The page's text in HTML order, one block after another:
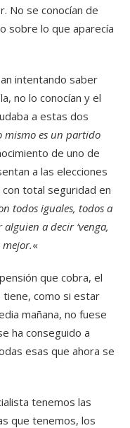
No se conocían de
sobre lo que aparecía
intentando saber
no lo conocían y el
a estas dos
mismo es un partido
de uno de
a las elecciones
total seguridad en
todos iguales, todos a
a decir ‘venga,
«
que cobra, el
tiene, como si estar
mañana, no fuese
ha conseguido a
esas que ahora se
tenemos las
que tenemos, los